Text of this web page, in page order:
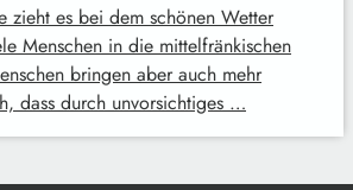
zieht es bei dem schönen Wetter
Menschen in die mittelfränkischen
bringen aber auch mehr
dass durch unvorsichtiges …